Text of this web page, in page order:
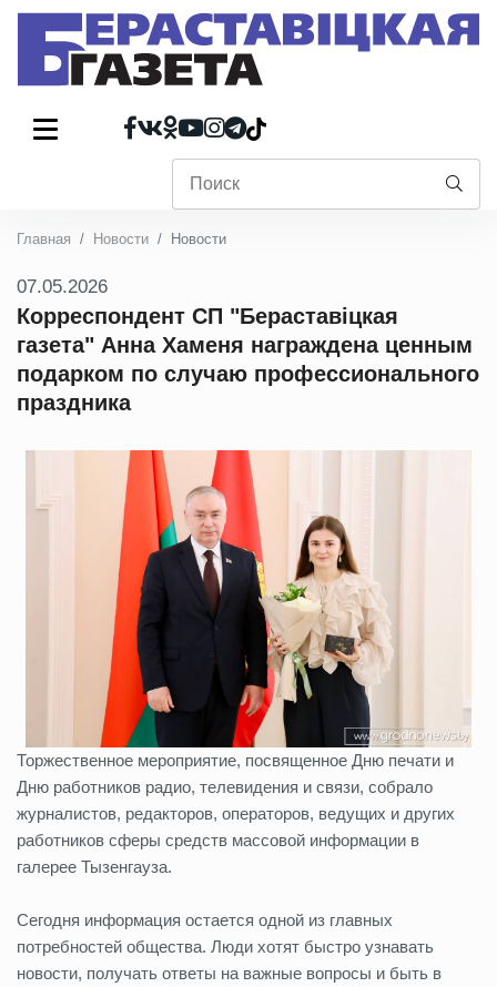
Главная Новости Новости
07.05.2026
Корреспондент СП "Бераставіцкая
газета" Анна Хаменя награждена ценным
подарком по случаю профессионального
праздника
Торжественное мероприятие, посвященное Дню печати и
Дню работников радио, телевидения и связи, собрало
журналистов, редакторов, операторов, ведущих и других
работников сферы средств массовой информации в
галерее Тызенгауза.
Сегодня информация остается одной из главных
потребностей общества. Люди хотят быстро узнавать
новости, получать ответы на важные вопросы и быть в